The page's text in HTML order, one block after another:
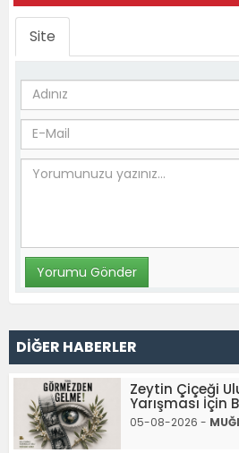
Site
DİĞER HABERLER
Zeytin Çiçeği
Yarışması İçin
05-08-2026 -